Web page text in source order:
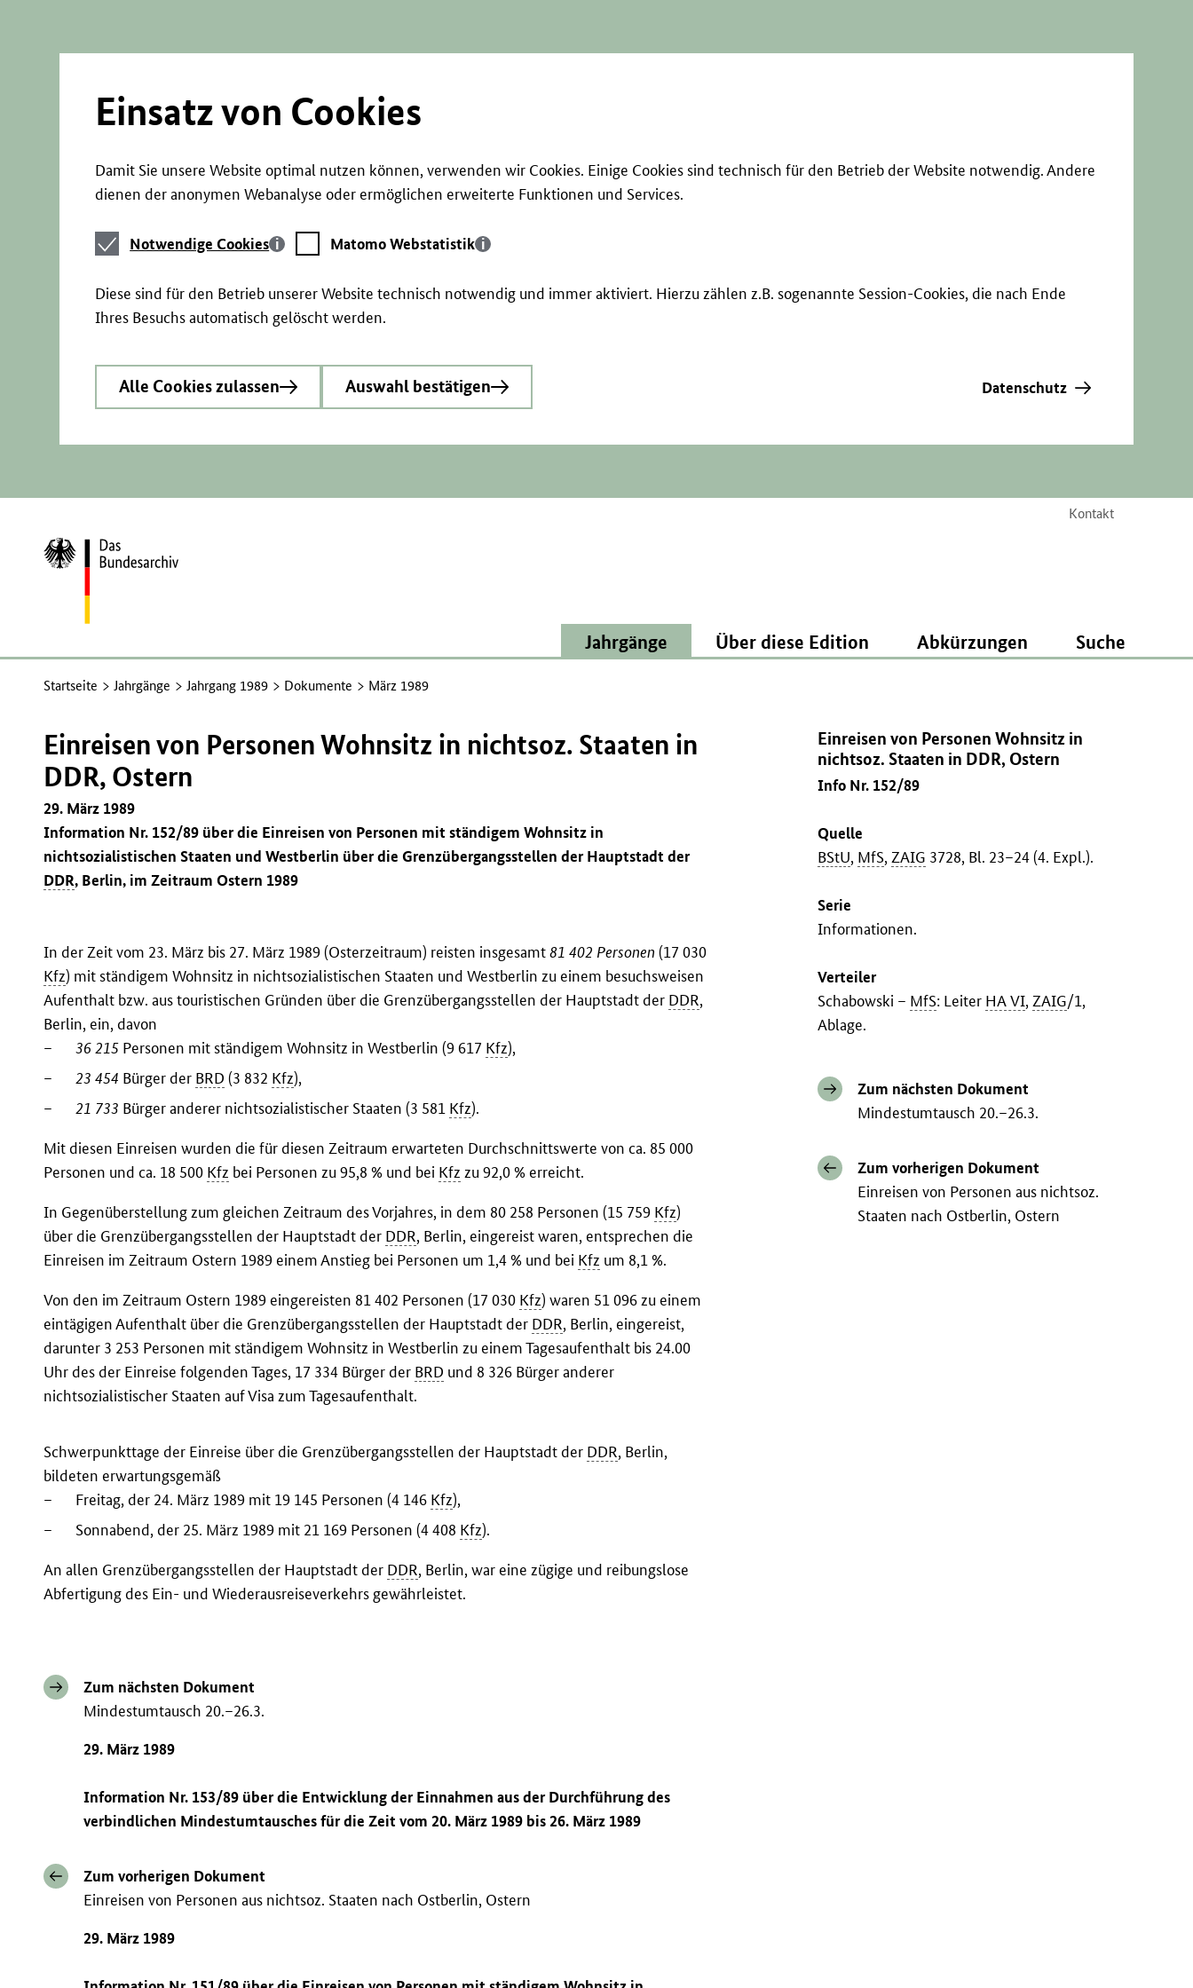
Einsatz von Cookies
Damit Sie unsere Website optimal nutzen können, verwenden wir Cookies. Einige Cookies sind technisch für den Betrieb der Website notwendig. Andere
dienen der anonymen Webanalyse oder ermöglichen erweiterte Funktionen und Services.
Notwendige
Cookies
Notwendige Cookies
Matomo
Webstatistik
Matomo Webstatistik
Diese sind für den Betrieb unserer Website technisch notwendig und immer aktiviert. Hierzu zählen z.B. sogenannte Session-Cookies, die nach Ende
Ihres Besuchs automatisch gelöscht werden.
Alle Cookies zulassen Auswahl bestätigen Datenschutz
Kontakt
Zur
Startseite
Jahrgänge Über diese Edition Abkürzungen Suche
Startseite Jahrgänge Jahrgang 1989 Dokumente März 1989
Einreisen von Personen Wohnsitz in
nichtsoz. Staaten in DDR, Ostern
Info Nr. 152/89
Quelle
BStU, MfS,ZAIG 3728, Bl. 23–24 (4. Expl.).
Serie
Informationen.
Verteiler
Schabowski – MfS: Leiter HA VI,ZAIG/1,
Ablage.
Zum nächsten Dokument
Mindestumtausch 20.–26.3.
Zum vorherigen Dokument
Einreisen von Personen aus nichtsoz.
Staaten nach Ostberlin, Ostern
Einreisen von Personen Wohnsitz in nichtsoz. Staaten in
DDR, Ostern
29. März 1989
Information Nr. 152/89 über die Einreisen von Personen mit ständigem Wohnsitz in
nichtsozialistischen Staaten und Westberlin über die Grenzübergangsstellen der Hauptstadt der
DDR, Berlin, im Zeitraum Ostern 1989
In der Zeit vom 23. März bis 27. März 1989 (Osterzeitraum) reisten insgesamt81 402 Personen (17 030
Kfz) mit ständigem Wohnsitz in nichtsozialistischen Staaten und Westberlin zu einem besuchsweisen
Aufenthalt bzw. aus touristischen Gründen über die Grenzübergangsstellen der Hauptstadt der DDR,
Berlin, ein, davon
–
36 215 Personen mit ständigem Wohnsitz in Westberlin (9 617 Kfz),
–
23 454 Bürger der BRD (3 832 Kfz),
–
21 733 Bürger anderer nichtsozialistischer Staaten (3 581 Kfz).
Mit diesen Einreisen wurden die für diesen Zeitraum erwarteten Durchschnittswerte von ca. 85 000
Personen und ca. 18 500 Kfz bei Personen zu 95,8 % und bei Kfz zu 92,0 % erreicht.
In Gegenüberstellung zum gleichen Zeitraum des Vorjahres, in dem 80 258 Personen (15 759 Kfz)
über die Grenzübergangsstellen der Hauptstadt der DDR, Berlin, eingereist waren, entsprechen die
Einreisen im Zeitraum Ostern 1989 einem Anstieg bei Personen um 1,4 % und bei Kfz um 8,1 %.
Von den im Zeitraum Ostern 1989 eingereisten 81 402 Personen (17 030 Kfz) waren 51 096 zu einem
eintägigen Aufenthalt über die Grenzübergangsstellen der Hauptstadt der DDR, Berlin, eingereist,
darunter 3 253 Personen mit ständigem Wohnsitz in Westberlin zu einem Tagesaufenthalt bis 24.00
Uhr des der Einreise folgenden Tages, 17 334 Bürger der BRD und 8 326 Bürger anderer
nichtsozialistischer Staaten auf Visa zum Tagesaufenthalt.
Schwerpunkttage der Einreise über die Grenzübergangsstellen der Hauptstadt der DDR, Berlin,
bildeten erwartungsgemäß
–
Freitag, der 24. März 1989 mit 19 145 Personen (4 146 Kfz),
–
Sonnabend, der 25. März 1989 mit 21 169 Personen (4 408 Kfz).
An allen Grenzübergangsstellen der Hauptstadt der DDR, Berlin, war eine zügige und reibungslose
Abfertigung des Ein- und Wiederausreiseverkehrs gewährleistet.
Zum nächsten Dokument
Mindestumtausch 20.–26.3.
29. März 1989
Information Nr. 153/89 über die Entwicklung der Einnahmen aus der Durchführung des
verbindlichen Mindestumtausches für die Zeit vom 20. März 1989 bis 26. März 1989
Zum vorherigen Dokument
Einreisen von Personen aus nichtsoz. Staaten nach Ostberlin, Ostern
29. März 1989